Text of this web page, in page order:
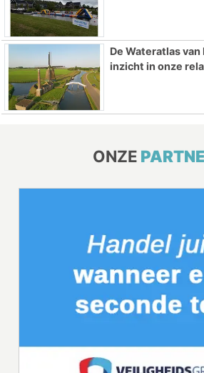
De Wateratlas
inzicht in onze
ONZE